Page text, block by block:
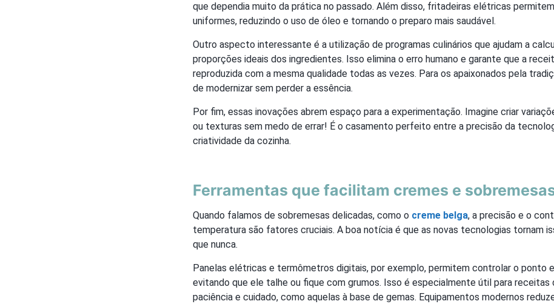
que dependia muito da prática no passado. Além disso, fritadeiras elétricas
uniformes, reduzindo o uso de óleo e tornando o preparo mais saudável.
Outro aspecto interessante é a utilização de programas culinários que ajudam a
proporções ideais dos ingredientes. Isso elimina o erro humano e garante que a
reproduzida com a mesma qualidade todas as vezes. Para os apaixonados pela
de modernizar sem perder a essência.
Por fim, essas inovações abrem espaço para a experimentação. Imagine criar
ou texturas sem medo de errar! É o casamento perfeito entre a precisão da
criatividade da cozinha.
Ferramentas que facilitam cremes e
Quando falamos de sobremesas delicadas, como o creme belga, a precisão e o
temperatura são fatores cruciais. A boa notícia é que as novas tecnologias tornam
que nunca.
Panelas elétricas e termômetros digitais, por exemplo, permitem controlar o ponto
evitando que ele talhe ou fique com grumos. Isso é especialmente útil para receitas
paciência e cuidado, como aquelas à base de gemas. Equipamentos modernos